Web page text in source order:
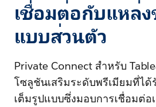
เชื่อมต่อกับแหล่ง
แบบส่วนตัว
Private Connect สำหรับ
โซลูชันเสริมระดับพรีเมียมที่ได้
เต็มรูปแบบซึ่งมอบการเชื่อมต่อ